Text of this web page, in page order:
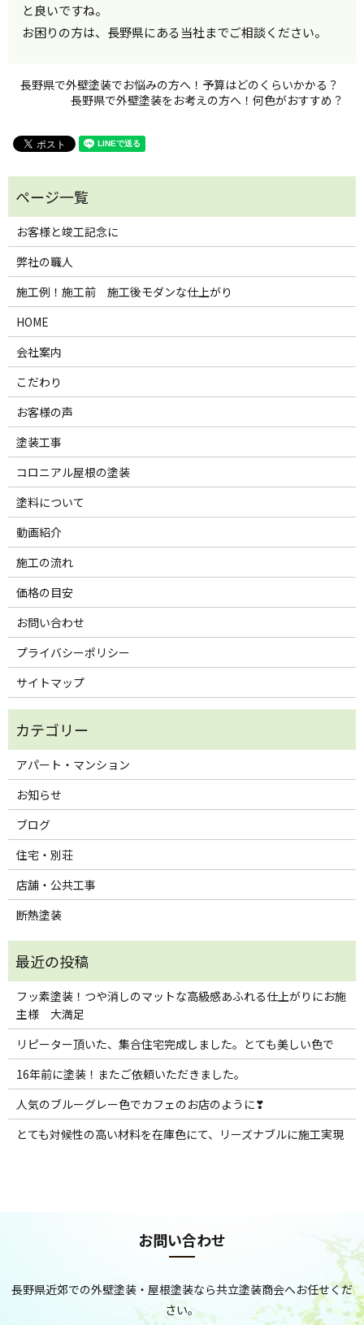
と良いですね。
お困りの方は、長野県にある当社までご相談ください。
長野県で外壁塗装でお悩みの方へ！予算はどのくらいかかる？
長野県で外壁塗装をお考えの方へ！何色がおすすめ？
お客様と竣工記念に
弊社の職人
施工例！施工前 施工後モダンな仕上がり
HOME
会社案内
こだわり
お客様の声
塗装工事
コロニアル屋根の塗装
塗料について
動画紹介
施工の流れ
価格の目安
お問い合わせ
プライバシーポリシー
サイトマップ
アパート・マンション
お知らせ
ブログ
住宅・別荘
店舗・公共工事
断熱塗装
フッ素塗装！つや消しのマットな高級感あふれる仕上がりにお施
主様 大満足
リピーター頂いた、集合住宅完成しました。とても美しい色で
16年前に塗装！またご依頼いただきました。
人気のブルーグレー色でカフェのお店のように❣
とても対候性の高い材料を在庫色にて、リーズナブルに施工実現
お問い合わせ
長野県近郊での外壁塗装・屋根塗装なら共立塗装商会へお任せくだ
さい。